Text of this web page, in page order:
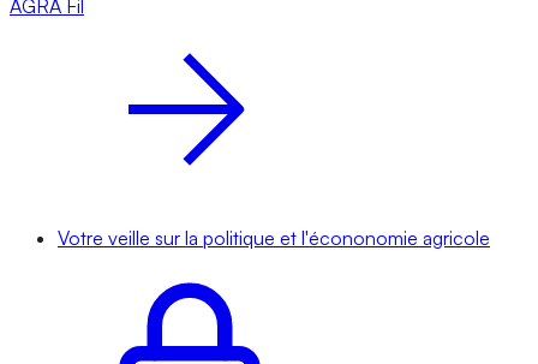
AGRA Fil
Votre veille sur la politique et l'écononomie agricole